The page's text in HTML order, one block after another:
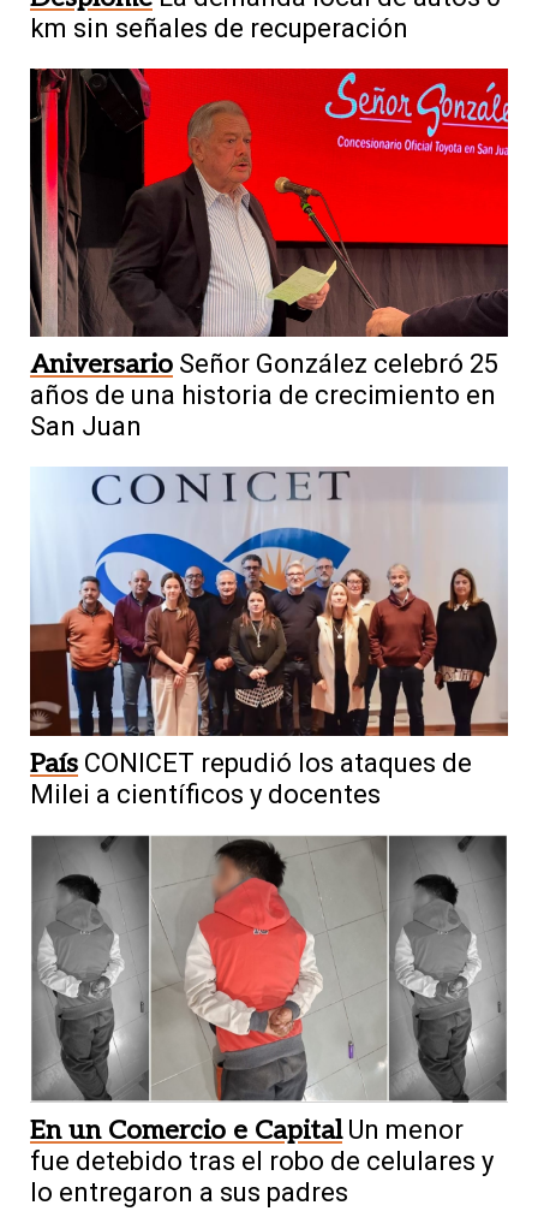
km sin señales de recuperación
Aniversario Señor González celebró 25
años de una historia de crecimiento en
San Juan
País CONICET repudió los ataques de
Milei a científicos y docentes
En un Comercio e Capital Un menor
fue detebido tras el robo de celulares y
lo entregaron a sus padres